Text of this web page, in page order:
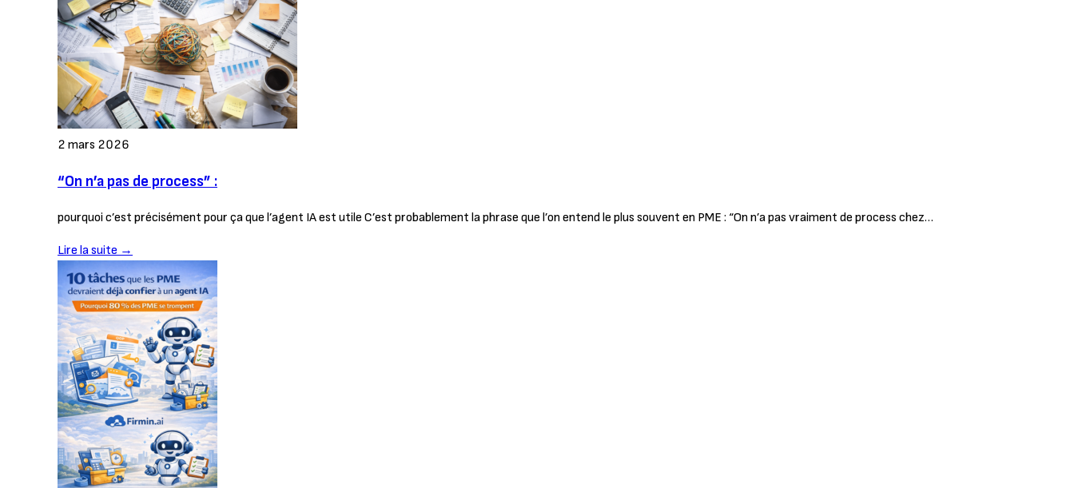
2 mars 2026
“On n’a pas de process” :
pourquoi c’est précisément pour ça que l’agent IA est utile C’est probablement la phrase que l’on entend le plus souvent en PME : “On n’a pas vraiment de process chez…
Lire la suite →